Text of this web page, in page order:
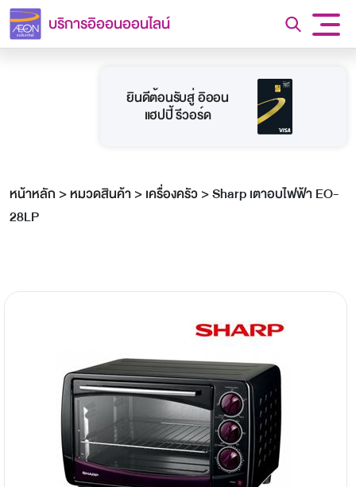
บริการอิออนออนไลน์
ยินดีต้อนรับสู่ อิออน
แฮปปี้ รีวอร์ด
หน้าหลัก >หมวดสินค้า>เครื่องครัว>Sharp เตาอบไฟฟ้า EO-
28LP